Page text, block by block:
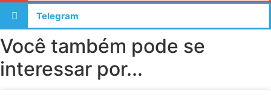
Telegram
Você também pode se
interessar por...